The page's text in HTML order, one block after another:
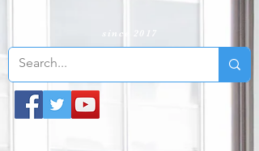
since 2017